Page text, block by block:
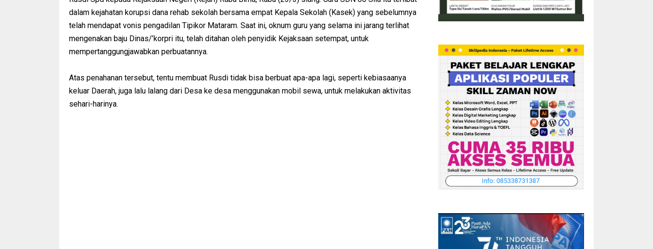
dalam kejahatan korupsi dana rehab sekolah bersama empat Kepala Sekolah (Kasek) yang sebelumnya
telah mendapat vonis pengadilan Tipikor Mataram. Saat ini, oknum guru yang selama ini jarang terlihat
mengenakan baju Dinas/’korpri itu, telah ditahan oleh penyidik Kejaksaan setempat, untuk
mempertanggungjawabkan perbuatannya.
Atas penahanan tersebut, tentu membuat Rusdi tidak bisa berbuat apa-apa lagi, seperti kebiasaanya
keluar Daerah, juga lalu lalang dari Desa ke desa menggunakan mobil sewa, untuk melakukan aktivitas
sehari-harinya.